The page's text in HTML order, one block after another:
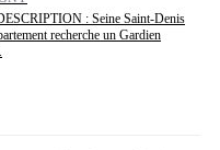
: Seine Saint-Denis
recherche un Gardien